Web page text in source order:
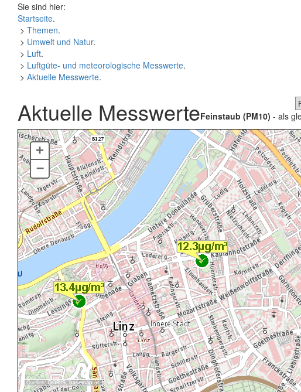
Sie sind hier:
Startseite.
> Themen.
> Umwelt und Natur.
> Luft.
> Luftgüte- und meteorologische Messwerte.
> Aktuelle Messwerte.
Aktuelle MesswerteFeinstaub (PM10) - als
Quellen:DORIS, basemap.at
+
–